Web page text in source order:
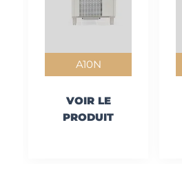
A10N
VOIR LE
PRODUIT